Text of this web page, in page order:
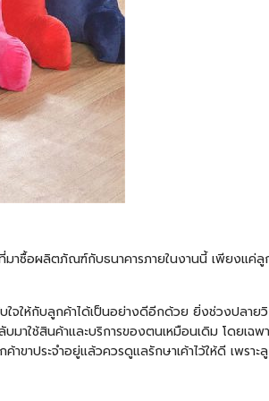
าซื้อผลิตภัณฑ์กับธนาคารภายในงานนี้ เพียงแค่
ใจให้กับลูกค้าได้เป็นอย่างดีอีกด้วย ยิ่งช่วงปลา
าใช้สินค้าและบริการของตนเหมือนเดิม โดยเฉ
าประจำอยู่แล้วควรดูแลรักษาเค้าไว้ให้ดี เพราะ